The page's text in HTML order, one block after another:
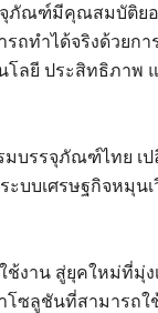
ภัณฑ์มีคุณสมบัติยอ
ถทำได้จริงด้วยกา
ลยี ประสิทธิภาพ
มบรรจุภัณฑ์ไทย
บบเศรษฐกิจหมุนเ
าน สู่ยุคใหม่ที่มุ่ง
ซลูชันที่สามารถใ